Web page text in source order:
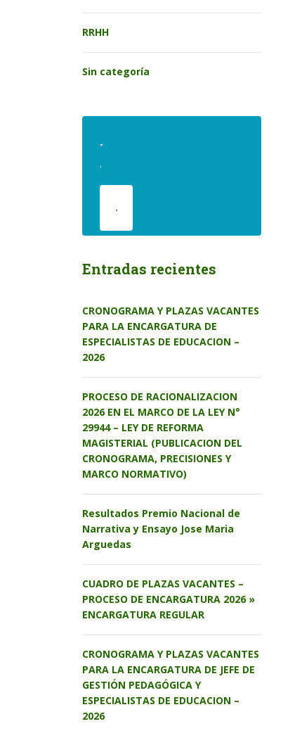
RRHH
Sin categoría
.
.
.
Entradas recientes
CRONOGRAMA Y PLAZAS VACANTES
PARA LA ENCARGATURA DE
ESPECIALISTAS DE EDUCACION –
2026
PROCESO DE RACIONALIZACION
2026 EN EL MARCO DE LA LEY N°
29944 – LEY DE REFORMA
MAGISTERIAL (PUBLICACION DEL
CRONOGRAMA, PRECISIONES Y
MARCO NORMATIVO)
Resultados Premio Nacional de
Narrativa y Ensayo Jose Maria
Arguedas
CUADRO DE PLAZAS VACANTES –
PROCESO DE ENCARGATURA 2026 »
ENCARGATURA REGULAR
CRONOGRAMA Y PLAZAS VACANTES
PARA LA ENCARGATURA DE JEFE DE
GESTIÓN PEDAGÓGICA Y
ESPECIALISTAS DE EDUCACION –
2026